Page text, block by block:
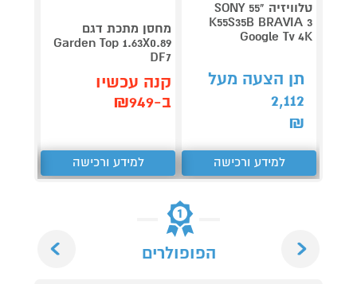
טלוויזיה "55 SONY
K55S35B BRAVIA 3
Google Tv 4K
תן הצעה מעל
2,112
₪
למידע ורכישה
מחסן מתכת דגם
Garden Top 1.63X0.89
DF7
קנה עכשיו
ב-₪949
למידע ורכישה
הפופולרים